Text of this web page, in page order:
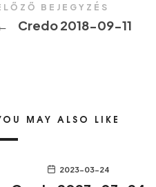
BEJEGYZÉS
Credo 2018-09-11
MAY ALSO LIKE
2023-03-24